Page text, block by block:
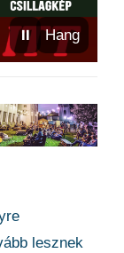
⏸ Hang
lesznek